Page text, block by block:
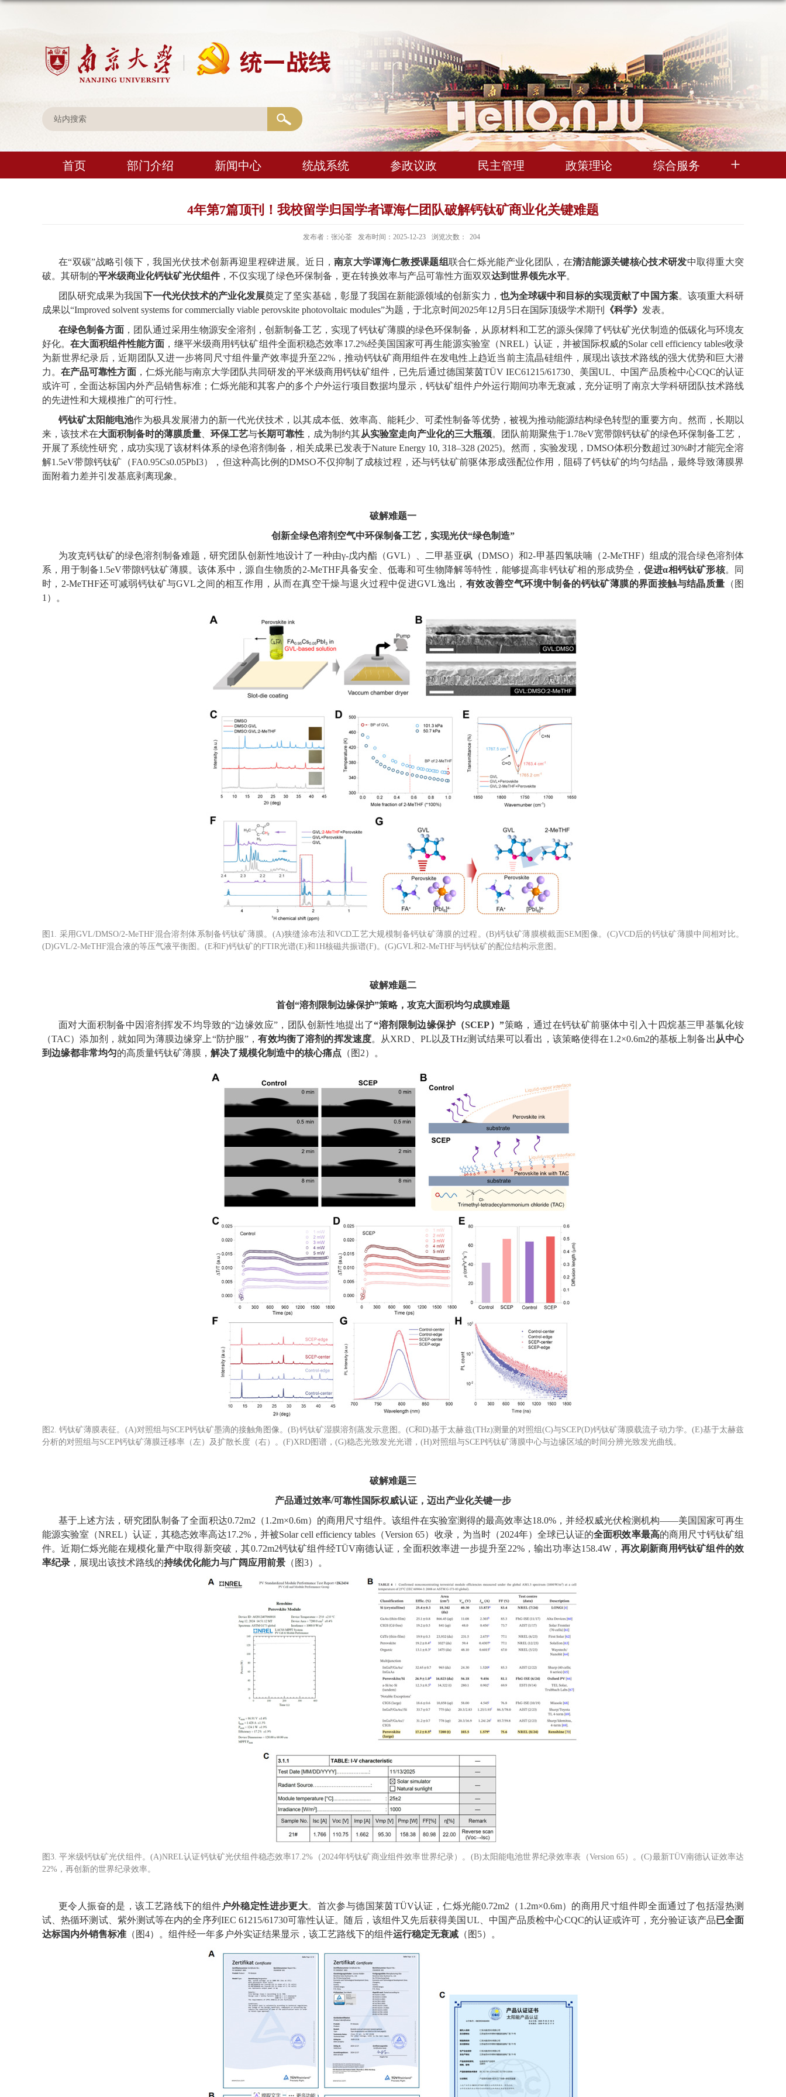
首页 部门介绍 新闻中心 统战系统 参政议政 民主管理 政策理论 综合服务
4年第7篇顶刊！我校留学归国学者谭海仁团队破解钙钛矿商业化关键难题
发布者：张沁荃 发布时间：2025-12-23 浏览次数： 204
在“双碳”战略引领下，我国光伏技术创新再迎里程碑进展。近日，南京大学谭海仁教授课题组联合仁烁光能产业化团队，在清洁能源关键核心技术研发中取得重大突
破。其研制的平米级商业化钙钛矿光伏组件，不仅实现了绿色环保制备，更在转换效率与产品可靠性方面双双达到世界领先水平。
团队研究成果为我国 下一代光伏技术的产业化发展奠定了坚实基础，彰显了我国在新能源领域的创新实力， 也为全球碳中和目标的实现贡献了中国方案。该项重大科研
成果以“Improved solvent systems for commercially viable perovskite photovoltaic modules”为题，于北京时间2025年12 月 5日在国际顶级学术期刊 《科学》 发表。
在绿色制备方面 ，团队通过采用生物源安全溶剂，创新制备工艺，实现了钙钛矿薄膜的绿色环保制备，从原材料和工艺的源头保障了钙钛矿光伏制造的低碳化与环境友
好化。在大面积组件性能方面 ，继平米级商用钙钛矿组件全面积稳态效率17.2%经美国国家可再生能源实验室（NREL）认证，并被国际权威的Solar cell efficiency tables收录
为新世界纪录后，近期团队又进一步将同尺寸组件量产效率提升至22%，推动钙钛矿商用组件在发电性上趋近当前主流晶硅组件，展现出该技术路线的强大优势和巨大潜
力。在产品可靠性方面，仁烁光能与南京大学团队共同研发的平米级商用钙钛矿组件，已先后通过德国莱茵TÜV IEC61215/61730、美国UL 、中国产品质检中心CQC的认证
或许可，全面达标国内外产品销售标准；仁烁光能和其客户的多个户外运行项目数据均显示，钙钛矿组件户外运行期间功率无衰减，充分证明了南京大学科研团队技术路线
的先进性和大规模推广的可行性。
钙钛矿太阳能电池作为极具发展潜力的新一代光伏技术，以其成本低、效率高、能耗少、可柔性制备等优势，被视为推动能源结构绿色转型的重要方向。然而，长期以
来，该技术在大面积制备时的薄膜质量 、环保工艺与长期可靠性 ，成为制约其从实验室走向产业化的三大瓶颈。团队前期聚焦于1.78eV宽带隙钙钛矿的绿色环保制备工艺，
开展了系统性研究，成功实现了该材料体系的绿色溶剂制备，相关成果已发表于Nature Energy 10, 318–328 (2025)。然而，实验发现， DMSO体积分数超过30%时才能完全溶
解1.5eV带隙钙钛矿（FA0.95Cs0.05PbI3），但这种高比例的DMSO不仅抑制了成核过程，还与钙钛矿前驱体形成强配位作用，阻碍了钙钛矿的均匀结晶，最终导致薄膜界
面附着力差并引发基底剥离现象。
破解难题一
创新全绿色溶剂空气中环保制备工艺，实现光伏“绿色制造”
为攻克钙钛矿的绿色溶剂制备难题，研究团队创新性地设计了一种由γ-戊内酯（GVL）、二甲基亚砜（DMSO）和2-甲基四氢呋喃（ 2-MeTHF）组成的混合绿色溶剂体
系，用于制备1.5eV带隙钙钛矿薄膜。该体系中，源自生物质的2-MeTHF具备安全、低毒和可生物降解等特性，能够提高非钙钛矿相的形成势垒， 促进α相钙钛矿形核。同
时， 2-MeTHF还可减弱钙钛矿与GVL之间的相互作用，从而在真空干燥与退火过程中促进GVL逸出， 有效改善空气环境中制备的钙钛矿薄膜的界面接触与结晶质量 （图
1 ）。
图 1. 采用GVL/DMSO/2-MeTHF混合溶剂体系制备钙钛矿薄膜。 (A)狭缝涂布法和VCD工艺大规模制备钙钛矿薄膜的过程。 (B)钙钛矿薄膜横截面SEM图像。 (C)VCD后的钙钛矿薄膜中间相对比。
(D)GVL/2-MeTHF混合液的等压气液平衡图。 (E和F)钙钛矿的FTIR光谱(E)和 1H核磁共振谱(F)。 (G)GVL和2-MeTHF与钙钛矿的配位结构示意图。
破解难题二
首创“溶剂限制边缘保护”策略，攻克大面积均匀成膜难题
面对大面积制备中因溶剂挥发不均导致的“边缘效应”，团队创新性地提出了“溶剂限制边缘保护（SCEP）”策略，通过在钙钛矿前驱体中引入十四烷基三甲基氯化铵
（TAC）添加剂，就如同为薄膜边缘穿上“防护服”，有效均衡了溶剂的挥发速度。从XRD PL 以及THz测试结果可以看出，该策略使得在1.2×0.6m2的基板上制备出 从中心
到边缘都非常均匀的高质量钙钛矿薄膜， 解决了规模化制造中的核心痛点 （图 2）。
图2. 钙钛矿薄膜表征。(A)对照组与SCEP钙钛矿墨滴的接触角图像。(B)钙钛矿湿膜溶剂蒸发示意图。(C和D)基于太赫兹(THz)测量的对照组(C)与SCEP(D)钙钛矿薄膜载流子动力学。(E)基于太赫兹
分析的对照组与SCEP钙钛矿薄膜迁移率（左）及扩散长度（右）。(F)XRD图谱，(G)稳态光致发光光谱，(H)对照组与SCEP钙钛矿薄膜中心与边缘区域的时间分辨光致发光曲线。
破解难题三
产品通过效率/可靠性国际权威认证，迈出产业化关键一步
基于上述方法，研究团队制备了全面积达0.72m2 （1.2m×0.6m） 的商用尺寸组件。该组件在实验室测得的最高效率达18.0% ，并经权威光伏检测机构——美国国家可再生
能源实验室（NREL）认证，其稳态效率高达17.2%，并被Solar cell efficiency tables （Version 65）收录，为当时（2024年）全球已认证的全面积效率最高的商用尺寸钙钛矿组
件。近期仁烁光能在规模化量产中取得新突破，其0.72m2钙钛矿组件经TÜV南德认证，全面积效率进一步提升至22%，输出功率达158.4W ， 再次刷新商用钙钛矿组件的效
率纪录 ，展现出该技术路线的持续优化能力与广阔应用前景 （图3）。
图3.平米级钙钛矿光伏组件。(A)NREL认证钙钛矿光伏组件稳态效率17.2% （2024年钙钛矿商业组件效率世界纪录）。 (B)太阳能电池世界纪录效率表（Version 65）。(C)最新TÜV南德认证效率达
22% ，再创新的世界纪录效率。
更令人振奋的是，该工艺路线下的组件 户外稳定性进步更大。首次参与德国莱茵TÜV认证，仁烁光能0.72m2 （ 1.2m×0.6m） 的商用尺寸组件即全面通过了包括湿热测
试、热循环测试、紫外测试等在内的全序列 IEC 61215/61730可靠性认证。随后，该组件又先后获得美国 UL 、中国产品质检中心CQC的认证或许可，充分验证该产品已全面
达标国内外销售标准 （图4）。组件经一年多户外实证结果显示，该工艺路线下的组件运行稳定无衰减 （图 5）。